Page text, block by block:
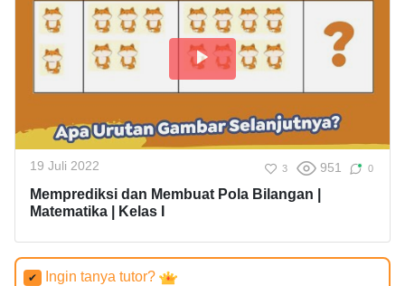
19 Juli 2022 3 951 0
Memprediksi dan Membuat Pola Bilangan |
Matematika | Kelas I
✔ Ingin tanya tutor?